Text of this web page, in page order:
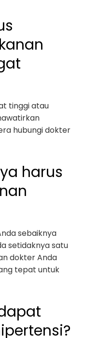
tinggi atau
hubungi dokter
harus
sebaiknya
setidaknya satu
dokter Anda
tepat untuk